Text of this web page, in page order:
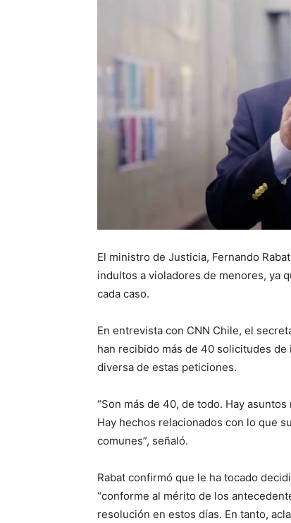
El ministro de Justicia, Fernando
indultos a violadores de menores, ya
cada caso.
En entrevista con CNN Chile, el
han recibido más de 40 solicitudes
diversa de estas peticiones.
“Son más de 40, de todo. Hay
Hay hechos relacionados con lo que
comunes”, señaló.
Rabat confirmó que le ha tocado
“conforme al mérito de los
resolución en estos días. En tanto,